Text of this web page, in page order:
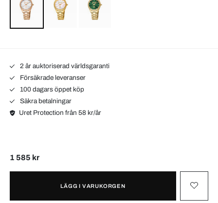
2 år auktoriserad världsgaranti
Försäkrade leveranser
100 dagars öppet köp
Säkra betalningar
Uret Protection från 58 kr/år
1 585 kr
LÄGG I VARUKORGEN